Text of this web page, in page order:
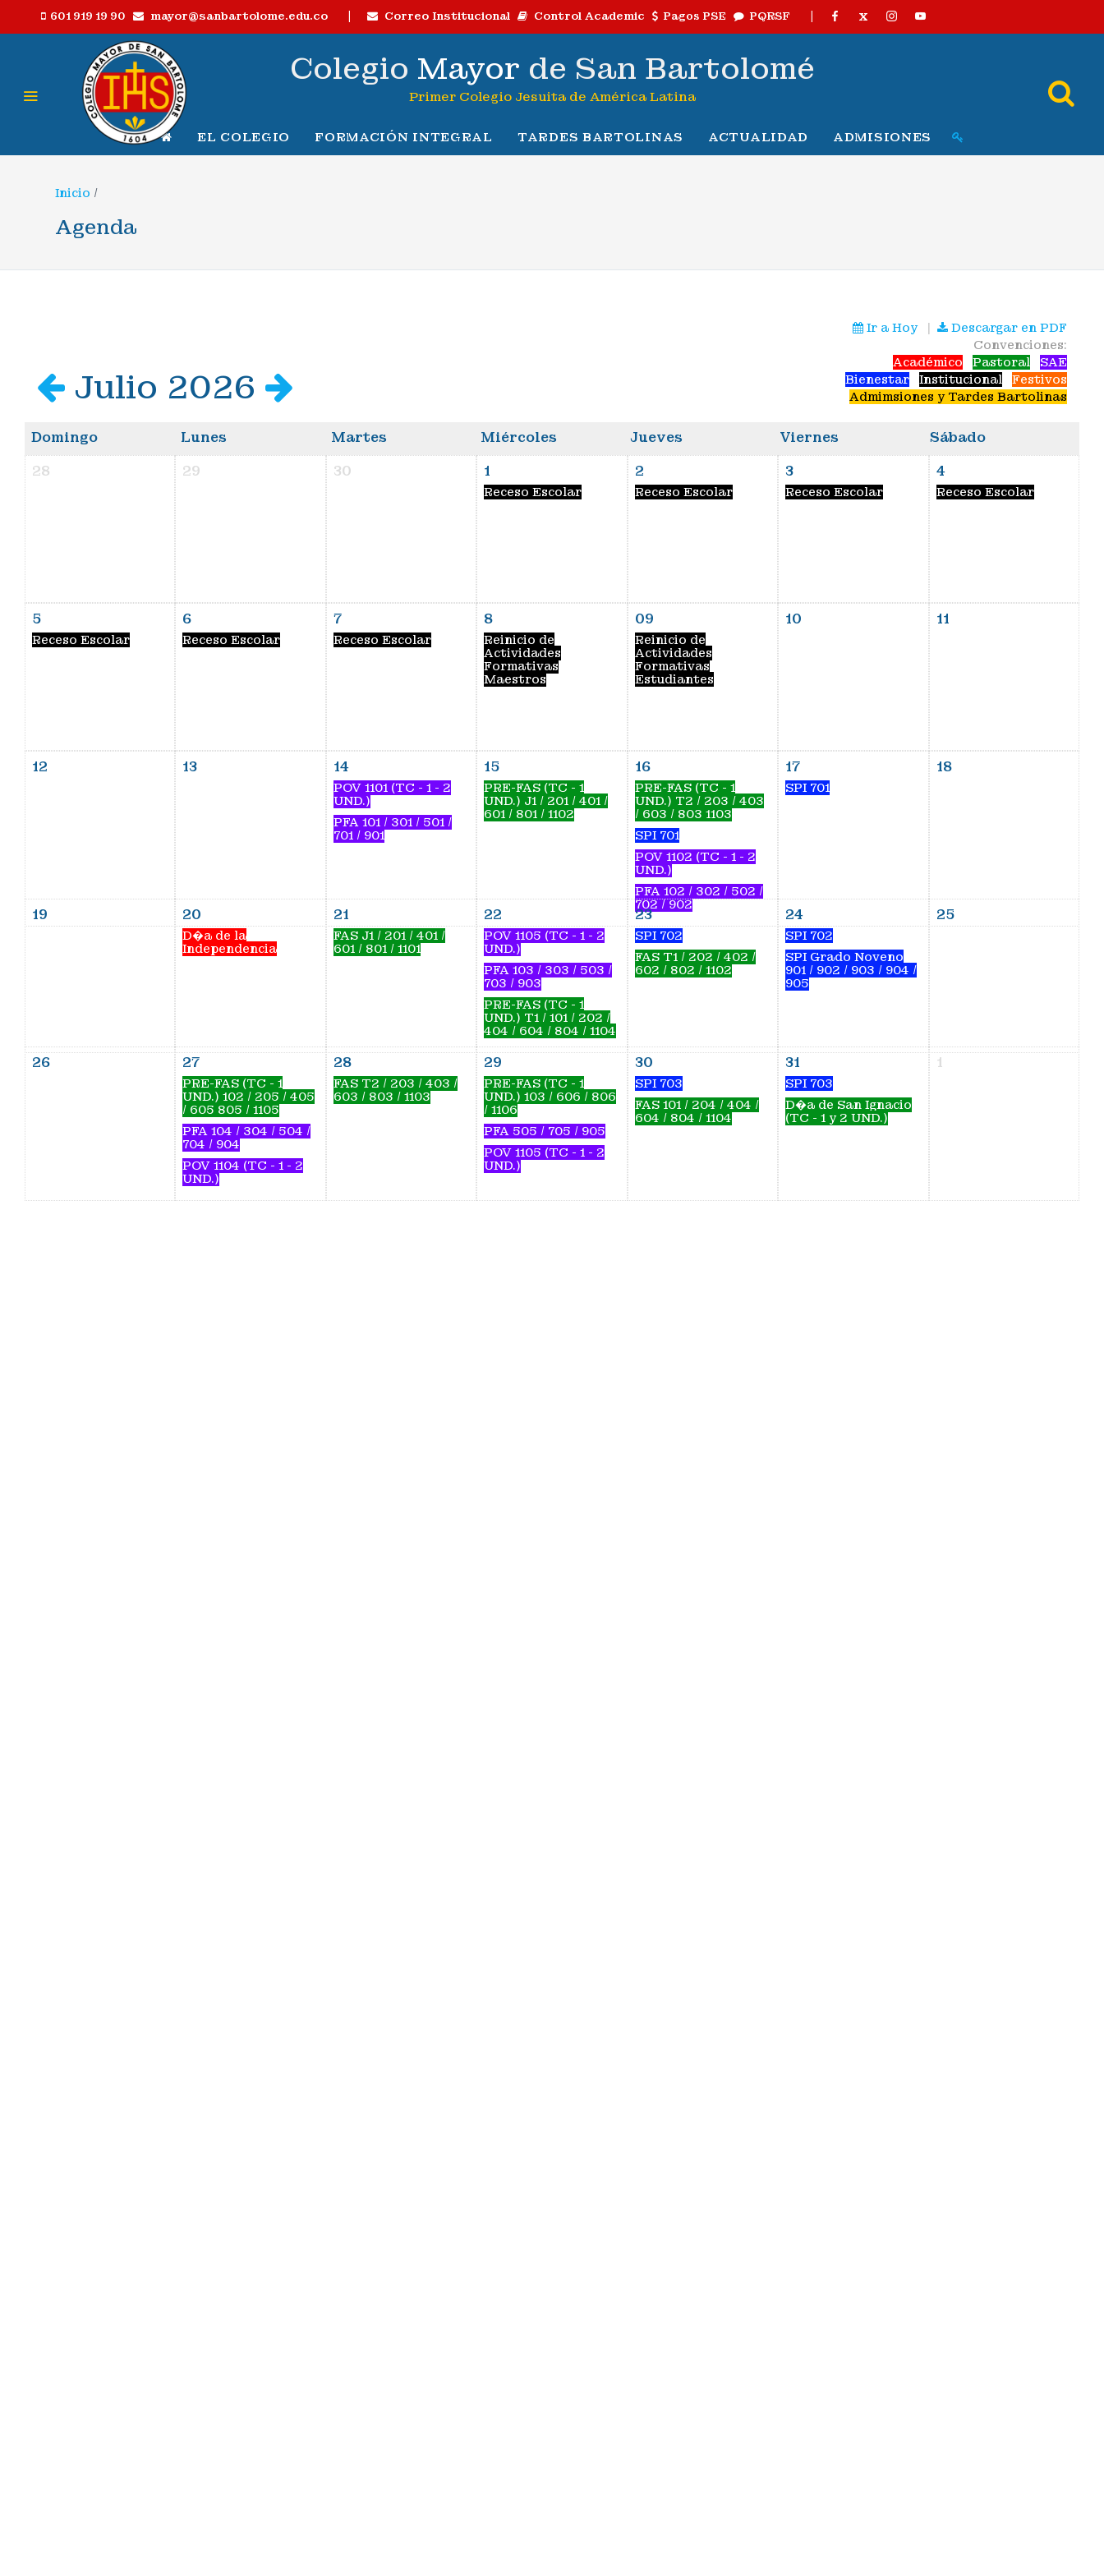
601 919 19 90 mayor@sanbartolome.edu.co | Correo Institucional Control Academic Pagos PSE PQRSF | X
Colegio Mayor de San Bartolomé
Primer Colegio Jesuita de América Latina
EL COLEGIO FORMACIÓN INTEGRAL TARDES BARTOLINAS ACTUALIDAD ADMISIONES
Inicio /
Agenda
Julio 2026
Ir a Hoy |
Descargar en PDF
Convenciones:
Académico
Pastoral
SAE
Bienestar
Institucional
Festivos
Admimsiones y Tardes Bartolinas
Domingo Lunes Martes Miércoles Jueves Viernes
Sábado
28
29 30 1
Receso Escolar
2
Receso Escolar
3
Receso Escolar
4
Receso Escolar
5
Receso Escolar
6
Receso Escolar
7
Receso Escolar
8
Reinicio de
Actividades
Formativas
Maestros
09
Reinicio de
Actividades
Formativas
Estudiantes
10 11
12 13 14
POV 1101 (TC - 1 - 2
UND.)
PFA 101 / 301 / 501 /
701 / 901
15
PRE-FAS (TC - 1
UND.) J1 / 201 / 401 /
601 / 801 / 1102
16
PRE-FAS (TC - 1
UND.) T2 / 203 / 403
/ 603 / 803 1103
SPI 701
POV 1102 (TC - 1 - 2
UND.)
PFA 102 / 302 / 502 /
702 / 902
17
SPI 701
18
19 20
D�a de la
Independencia
21
FAS J1 / 201 / 401 /
601 / 801 / 1101
22
POV 1105 (TC - 1 - 2
UND.)
PFA 103 / 303 / 503 /
703 / 903
PRE-FAS (TC - 1
UND.) T1 / 101 / 202 /
404 / 604 / 804 / 1104
23
SPI 702
FAS T1 / 202 / 402 /
602 / 802 / 1102
24
SPI 702
SPI Grado Noveno
901 / 902 / 903 / 904 /
905
25
26 27
PRE-FAS (TC - 1
UND.) 102 / 205 / 405
/ 605 805 / 1105
PFA 104 / 304 / 504 /
704 / 904
POV 1104 (TC - 1 - 2
UND.)
28
FAS T2 / 203 / 403 /
603 / 803 / 1103
29
PRE-FAS (TC - 1
UND.) 103 / 606 / 806
/ 1106
PFA 505 / 705 / 905
POV 1105 (TC - 1 - 2
UND.)
30
SPI 703
FAS 101 / 204 / 404 /
604 / 804 / 1104
31
SPI 703
D�a de San Ignacio
(TC - 1 y 2 UND.)
1